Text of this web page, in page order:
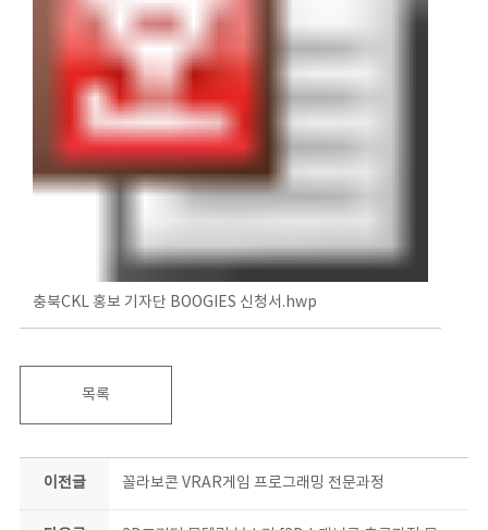
충북CKL 홍보 기자단 BOOGIES 신청서.hwp
목록
이전글 꼴라보콘 VRAR게임 프로그래밍 전문과정